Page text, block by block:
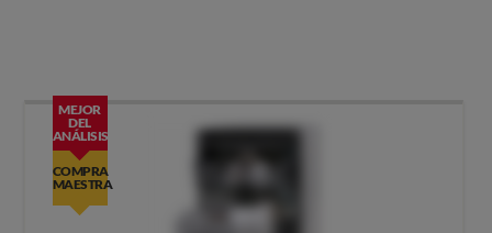
MEJOR
DEL
ANÁLISIS
COMPRA
MAESTRA